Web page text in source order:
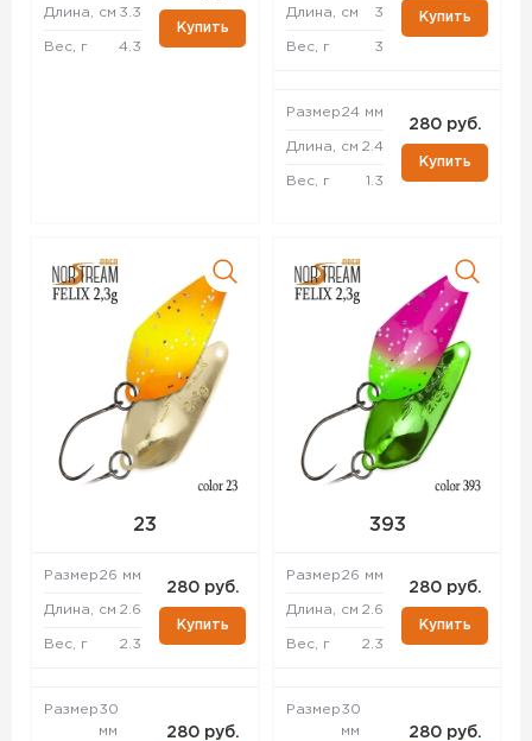
Длина, см 3.3
Вес, г 4.3
Купить
Длина, см 3
Вес, г 3
Купить
Размер24 мм
Длина, см 2.4
Вес, г 1.3
280 руб.
Купить
23
Размер26 мм
Длина, см 2.6
Вес, г 2.3
280 руб.
Купить
Размер30
мм
280 руб.
393
Размер26 мм
Длина, см 2.6
Вес, г 2.3
280 руб.
Купить
Размер30
мм
280 руб.